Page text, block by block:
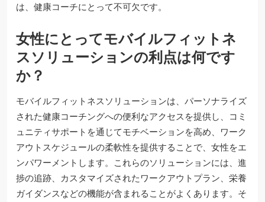
は、健康コーチにとって不可欠です。
女性にとってモバイルフィットネ
スソリューションの利点は何です
か？
モバイルフィットネスソリューションは、パーソナライズ
された健康コーチングへの便利なアクセスを提供し、コミ
ュニティサポートを通じてモチベーションを高め、ワーク
アウトスケジュールの柔軟性を提供することで、女性をエ
ンパワーメントします。これらのソリューションには、進
捗の追跡、カスタマイズされたワークアウトプラン、栄養
ガイダンスなどの機能が含まれることがよくあります。そ